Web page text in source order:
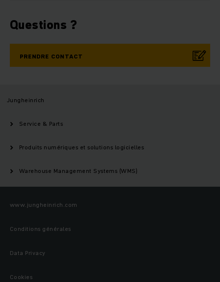
Questions ?
PRENDRE CONTACT
Jungheinrich
Service & Parts
Produits numériques et solutions logicielles
Warehouse Management Systems (WMS)
www.jungheinrich.com
Conditions générales
Data Privacy
Cookies